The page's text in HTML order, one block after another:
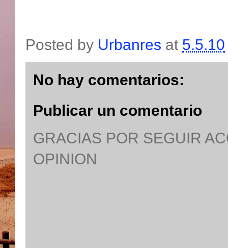
Posted by Urbanres at 5.5.10
No hay comentarios:
Publicar un comentario
GRACIAS POR SEGUIR
OPINION